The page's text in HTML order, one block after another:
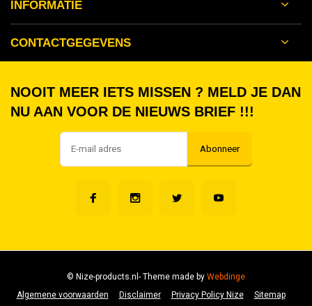
INFORMATIE
CONTACTGEGEVENS
NOOIT MEER IETS MISSEN ? MELD JE DAN
NU AAN VOOR DE NIEUWS BRIEF !!!
Abonneer
Algemene voorwaarden Disclaimer Privacy Policy Nize Sitemap
© Nize-products.nl- Theme made byWebdinge